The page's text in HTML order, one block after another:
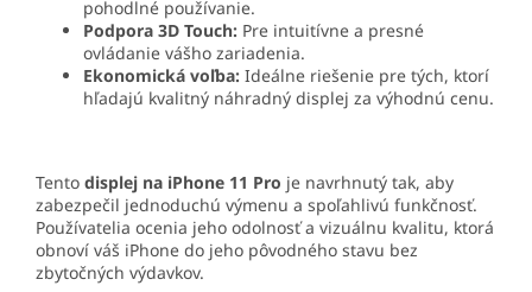
pohodlné používanie.
Podpora 3D Touch: Pre intuitívne a presné
ovládanie vášho zariadenia.
Ekonomická voľba: Ideálne riešenie pre tých, ktorí
hľadajú kvalitný náhradný displej za výhodnú cenu.
Tento displej na iPhone 11 Pro je navrhnutý tak, aby
zabezpečil jednoduchú výmenu a spoľahlivú funkčnosť.
Používatelia ocenia jeho odolnosť a vizuálnu kvalitu, ktorá
obnoví váš iPhone do jeho pôvodného stavu bez
zbytočných výdavkov.